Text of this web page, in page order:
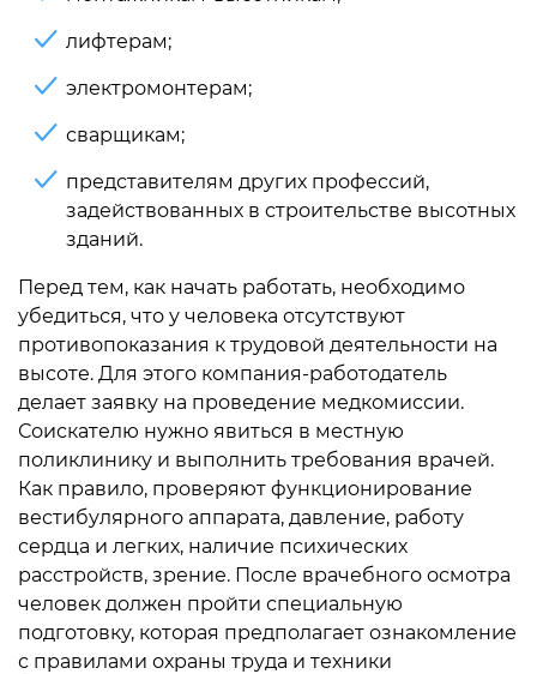
лифтерам;
электромонтерам;
сварщикам;
представителям других профессий,
задействованных в строительстве высотных
зданий.
Перед тем, как начать работать, необходимо
убедиться, что у человека отсутствуют
противопоказания к трудовой деятельности на
высоте. Для этого компания-работодатель
делает заявку на проведение медкомиссии.
Соискателю нужно явиться в местную
поликлинику и выполнить требования врачей.
Как правило, проверяют функционирование
вестибулярного аппарата, давление, работу
сердца и легких, наличие психических
расстройств, зрение. После врачебного осмотра
человек должен пройти специальную
подготовку, которая предполагает ознакомление
с правилами охраны труда и техники